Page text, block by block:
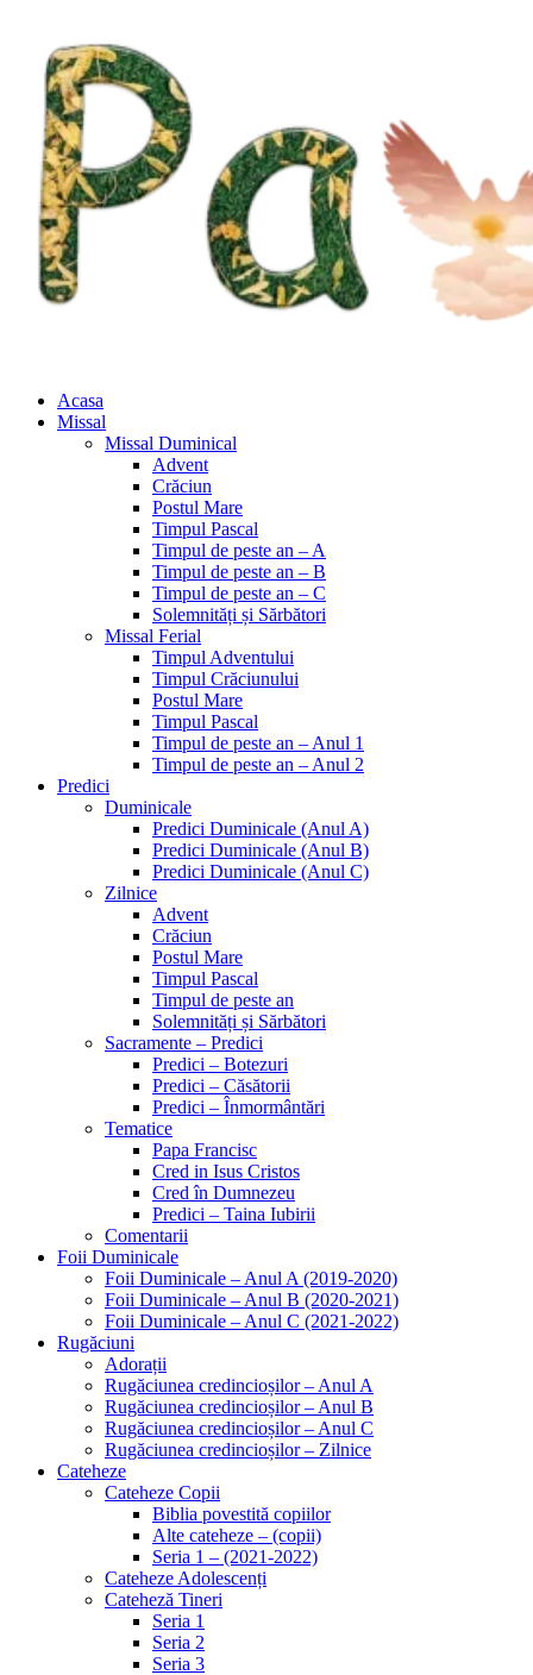
Acasa
Missal
Missal Duminical
Advent
Crăciun
Postul Mare
Timpul Pascal
Timpul de peste an – A
Timpul de peste an – B
Timpul de peste an – C
Solemnități și Sărbători
Missal Ferial
Timpul Adventului
Timpul Crăciunului
Postul Mare
Timpul Pascal
Timpul de peste an – Anul 1
Timpul de peste an – Anul 2
Predici
Duminicale
Predici Duminicale (Anul A)
Predici Duminicale (Anul B)
Predici Duminicale (Anul C)
Zilnice
Advent
Crăciun
Postul Mare
Timpul Pascal
Timpul de peste an
Solemnități și Sărbători
Sacramente – Predici
Predici – Botezuri
Predici – Căsătorii
Predici – Înmormântări
Tematice
Papa Francisc
Cred in Isus Cristos
Cred în Dumnezeu
Predici – Taina Iubirii
Comentarii
Foii Duminicale
Foii Duminicale – Anul A (2019-2020)
Foii Duminicale – Anul B (2020-2021)
Foii Duminicale – Anul C (2021-2022)
Rugăciuni
Adorații
Rugăciunea credincioșilor – Anul A
Rugăciunea credincioșilor – Anul B
Rugăciunea credincioșilor – Anul C
Rugăciunea credincioșilor – Zilnice
Cateheze
Cateheze Copii
Biblia povestită copiilor
Alte cateheze – (copii)
Seria 1 – (2021-2022)
Cateheze Adolescenți
Cateheză Tineri
Seria 1
Seria 2
Seria 3